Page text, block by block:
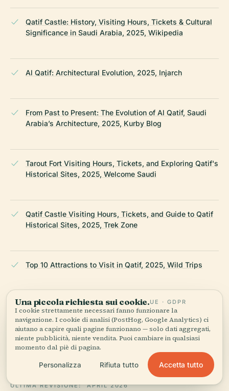
Qatif Castle: History, Visiting Hours, Tickets & Cultural
Significance in Saudi Arabia, 2025, Wikipedia
Al Qatif: Architectural Evolution, 2025, Injarch
From Past to Present: The Evolution of Al Qatif, Saudi
Arabia’s Architecture, 2025, Kurby Blog
Tarout Fort Visiting Hours, Tickets, and Exploring Qatif's
Historical Sites, 2025, Welcome Saudi
Qatif Castle Visiting Hours, Tickets, and Guide to Qatif
Historical Sites, 2025, Trek Zone
Top 10 Attractions to Visit in Qatif, 2025, Wild Trips
Qatif Travel Guide: Top 10 Must Visit Tourist Places,
2025, Tourist Places Guide
ULTIMA REVISIONE: APRIL 2026
Una piccola richiesta sui cookie.UE · GDPR
I cookie strettamente necessari fanno funzionare la
navigazione. I cookie di analisi (PostHog, Google Analytics) ci
aiutano a capire quali pagine funzionano — solo dati aggregati,
niente pubblicità, niente vendita. Puoi cambiare in qualsiasi
momento dal piè di pagina.
Personalizza Rifiuta tutto Accetta tutto